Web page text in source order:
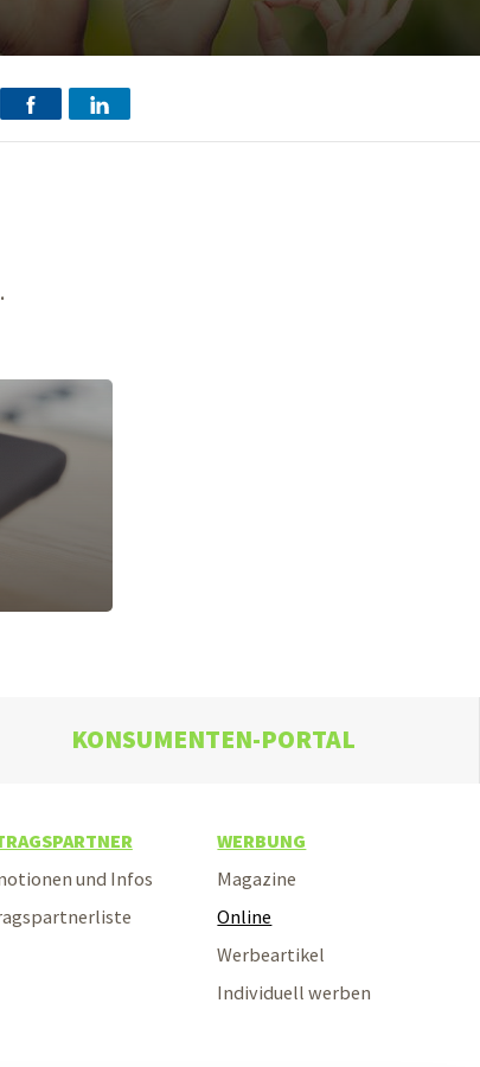
KONSUMENTEN-PORTAL
und Infos
WERBUNG
Magazine
Online
Werbeartikel
Individuell werben